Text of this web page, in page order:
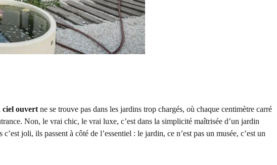
ciel ouvert ne se trouve pas dans les jardins trop chargés, où chaque centimètre carré
Non, le vrai chic, le vrai luxe, c’est dans la simplicité maîtrisée d’un jardin
joli, ils passent à côté de l’essentiel : le jardin, ce n’est pas un musée, c’est un